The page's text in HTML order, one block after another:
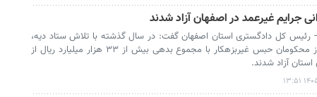
رئیس کل دادگستری استان اصفهان گفت: در سال گذشته با تلاش ستاد دیه،
۹۵۱ نفر از محکومان حبس غیربزهکار با مجموع بدهی بیش از ۳۳ هزار میلیارد ریال از
استان آزاد شدند.